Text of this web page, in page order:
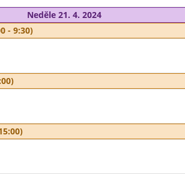
Neděle 21. 4. 2024
- 9:30)